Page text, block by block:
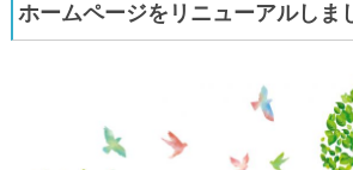
ホームページをリニューアルしま